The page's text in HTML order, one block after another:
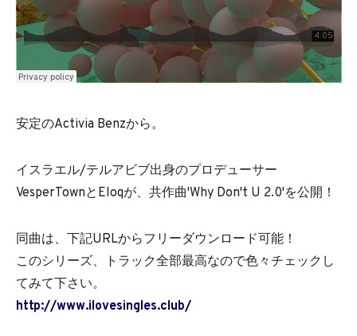
安定のActivia Benzから。
イスラエル/テルアビブ出身のプロデューサー
VesperTownとEloqが、共作曲'Why Don't U 2.0'を公開！
同曲は、下記URLからフリーダウンロード可能！
このシリーズ、トラック全部最高なので色々チェックし
てみて下さい。
http://www.ilovesingles.club/